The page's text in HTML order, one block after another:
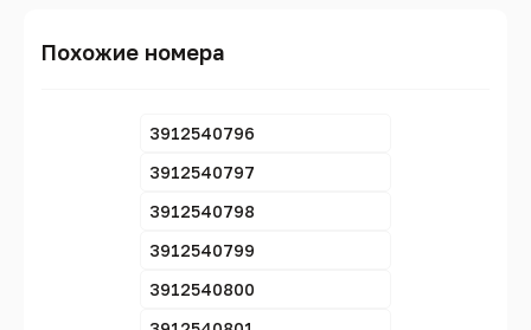
Похожие номера
3912540796
3912540797
3912540798
3912540799
3912540800